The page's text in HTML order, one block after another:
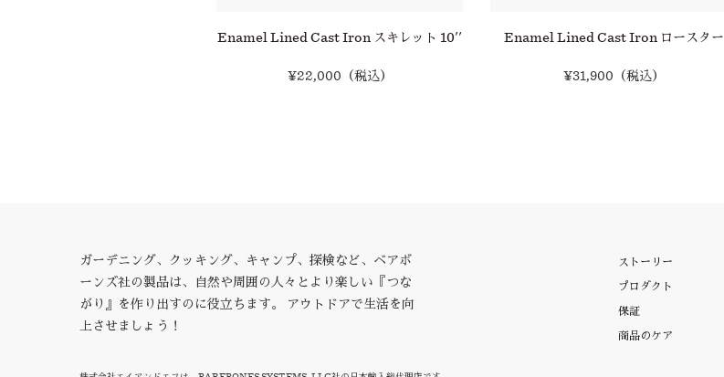
Enamel Lined Cast Iron スキレット 10''
¥22,000 （税込）
Enamel Lined Cast Iron ロースター
¥31,900 （税込）
ガーデニング、クッキング、キャンプ、探検など、ベアボ
ーンズ社の製品は、自然や周囲の人々とより楽しい『つな
がり』を作り出すのに役立ちます。 アウトドアで生活を向
上させましょう！
ストーリー
プロダクト
保証
商品のケア